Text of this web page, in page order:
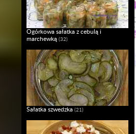
Ogórkowa sałatka z cebulą i
marchewką (32)
Sałatka szwedzka (21)